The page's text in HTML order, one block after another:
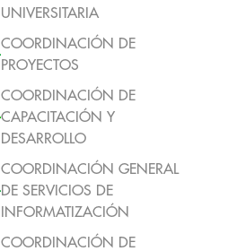
UNIVERSITARIA
COORDINACIÓN DE
PROYECTOS
COORDINACIÓN DE
CAPACITACIÓN Y
DESARROLLO
COORDINACIÓN GENERAL
DE SERVICIOS DE
INFORMATIZACIÓN
COORDINACIÓN DE